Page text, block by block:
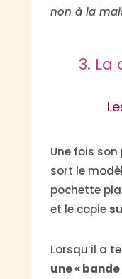
non à la
3. La
Une fois son
sort le
pochette
et le copie
Lorsqu’il a
une «